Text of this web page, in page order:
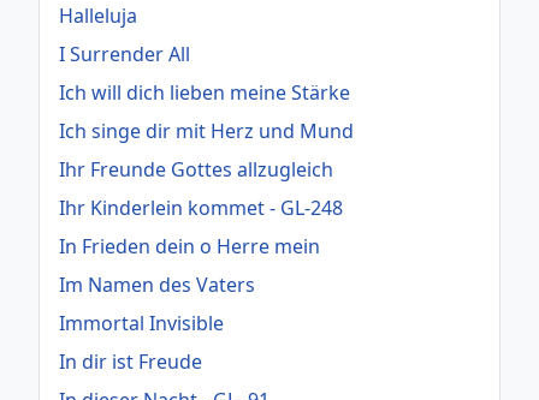
Halleluja
I Surrender All
Ich will dich lieben meine Stärke
Ich singe dir mit Herz und Mund
Ihr Freunde Gottes allzugleich
Ihr Kinderlein kommet - GL-248
In Frieden dein o Herre mein
Im Namen des Vaters
Immortal Invisible
In dir ist Freude